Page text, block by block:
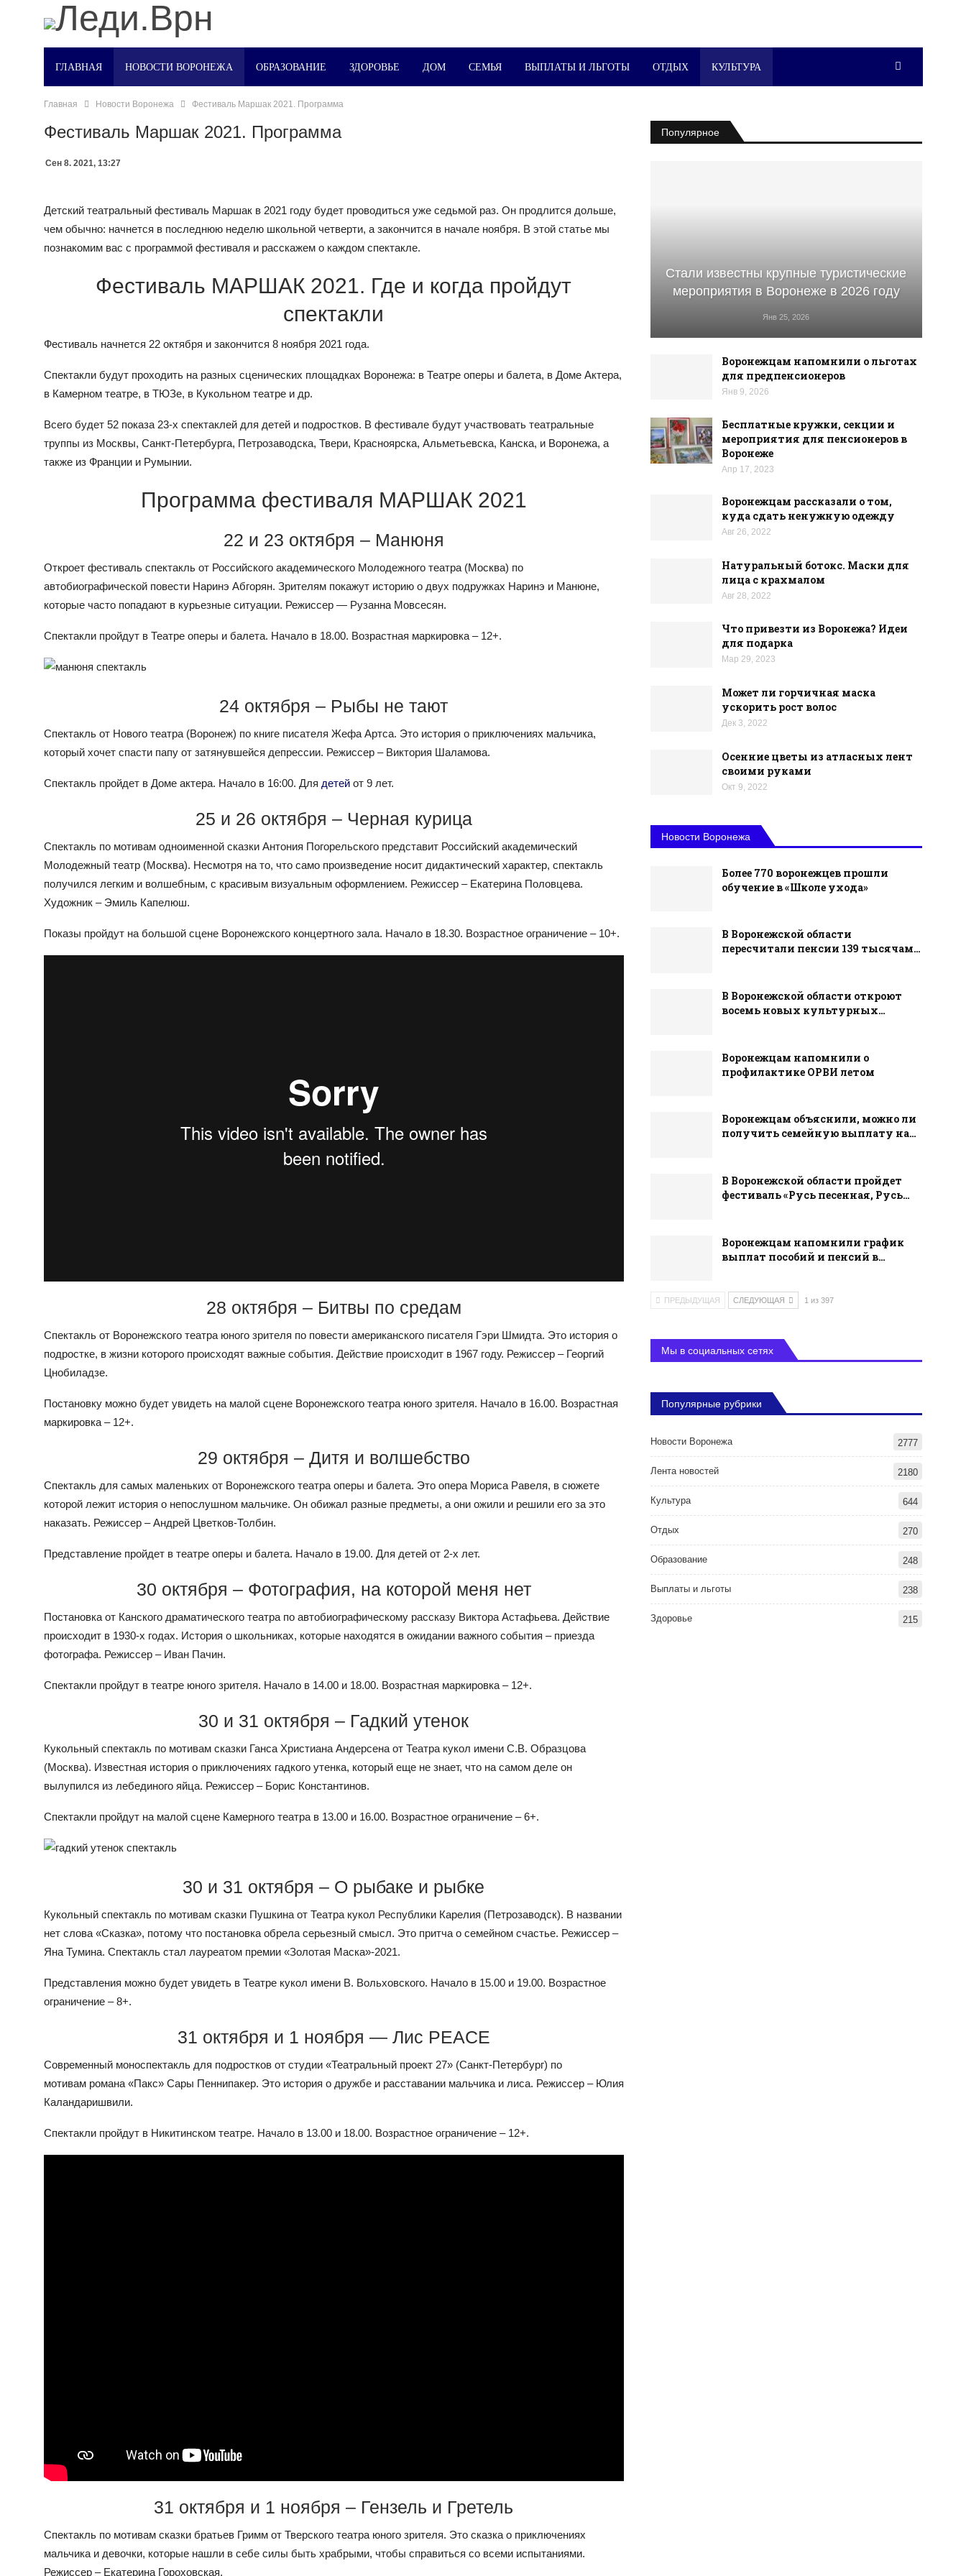
ГЛАВНАЯ НОВОСТИ ВОРОНЕЖА ОБРАЗОВАНИЕ ЗДОРОВЬЕ ДОМ СЕМЬЯ ВЫПЛАТЫ И ЛЬГОТЫ ОТДЫХ КУЛЬТУРА
Главная Новости Воронежа Фестиваль Маршак 2021. Программа
Фестиваль Маршак 2021. Программа
Сен 8. 2021, 13:27
Детский театральный фестиваль Маршак в 2021 году будет проводиться уже седьмой раз. Он продлится дольше,
чем обычно: начнется в последнюю неделю школьной четверти, а закончится в начале ноября. В этой статье мы
познакомим вас с программой фестиваля и расскажем о каждом спектакле.
Фестиваль МАРШАК 2021. Где и когда пройдут
спектакли
Фестиваль начнется 22 октября и закончится 8 ноября 2021 года.
Спектакли будут проходить на разных сценических площадках Воронежа: в Театре оперы и балета, в Доме Актера,
в Камерном театре, в ТЮЗе, в Кукольном театре и др.
Всего будет 52 показа 23-х спектаклей для детей и подростков. В фестивале будут участвовать театральные
труппы из Москвы, Санкт-Петербурга, Петрозаводска, Твери, Красноярска, Альметьевска, Канска, и Воронежа, а
также из Франции и Румынии.
Программа фестиваля МАРШАК 2021
22 и 23 октября – Манюня
Откроет фестиваль спектакль от Российского академического Молодежного театра (Москва) по
автобиографической повести Наринэ Абгорян. Зрителям покажут историю о двух подружках Наринэ и Манюне,
которые часто попадают в курьезные ситуации. Режиссер — Рузанна Мовсесян.
Спектакли пройдут в Театре оперы и балета. Начало в 18.00. Возрастная маркировка – 12+.
24 октября – Рыбы не тают
Спектакль от Нового театра (Воронеж) по книге писателя Жефа Артса. Это история о приключениях мальчика,
который хочет спасти папу от затянувшейся депрессии. Режиссер – Виктория Шаламова.
Спектакль пройдет в Доме актера. Начало в 16:00. Для детейот 9 лет.
25 и 26 октября – Черная курица
Спектакль по мотивам одноименной сказки Антония Погорельского представит Российский академический
Молодежный театр (Москва). Несмотря на то, что само произведение носит дидактический характер, спектакль
получился легким и волшебным, с красивым визуальным оформлением. Режиссер – Екатерина Половцева.
Художник – Эмиль Капелюш.
Показы пройдут на большой сцене Воронежского концертного зала. Начало в 18.30. Возрастное ограничение – 10+.
28 октября – Битвы по средам
Спектакль от Воронежского театра юного зрителя по повести американского писателя Гэри Шмидта. Это история о
подростке, в жизни которого происходят важные события. Действие происходит в 1967 году. Режиссер – Георгий
Цнобиладзе.
Постановку можно будет увидеть на малой сцене Воронежского театра юного зрителя. Начало в 16.00. Возрастная
маркировка – 12+.
29 октября – Дитя и волшебство
Спектакль для самых маленьких от Воронежского театра оперы и балета. Это опера Мориса Равеля, в сюжете
которой лежит история о непослушном мальчике. Он обижал разные предметы, а они ожили и решили его за это
наказать. Режиссер – Андрей Цветков-Толбин.
Представление пройдет в театре оперы и балета. Начало в 19.00. Для детей от 2-х лет.
30 октября – Фотография, на которой меня нет
Постановка от Канского драматического театра по автобиографическому рассказу Виктора Астафьева. Действие
происходит в 1930-х годах. История о школьниках, которые находятся в ожидании важного события – приезда
фотографа. Режиссер – Иван Пачин.
Спектакли пройдут в театре юного зрителя. Начало в 14.00 и 18.00. Возрастная маркировка – 12+.
30 и 31 октября – Гадкий утенок
Кукольный спектакль по мотивам сказки Ганса Христиана Андерсена от Театра кукол имени С.В. Образцова
(Москва). Известная история о приключениях гадкого утенка, который еще не знает, что на самом деле он
вылупился из лебединого яйца. Режиссер – Борис Константинов.
Спектакли пройдут на малой сцене Камерного театра в 13.00 и 16.00. Возрастное ограничение – 6+.
30 и 31 октября – О рыбаке и рыбке
Кукольный спектакль по мотивам сказки Пушкина от Театра кукол Республики Карелия (Петрозаводск). В названии
нет слова «Сказка», потому что постановка обрела серьезный смысл. Это притча о семейном счастье. Режиссер –
Яна Тумина. Спектакль стал лауреатом премии «Золотая Маска»-2021.
Представления можно будет увидеть в Театре кукол имени В. Вольховского. Начало в 15.00 и 19.00. Возрастное
ограничение – 8+.
31 октября и 1 ноября — Лис PEACE
Современный моноспектакль для подростков от студии «Театральный проект 27» (Санкт-Петербург) по
мотивам романа «Пакс» Сары Пеннипакер. Это история о дружбе и расставании мальчика и лиса. Режиссер – Юлия
Каландаришвили.
Спектакли пройдут в Никитинском театре. Начало в 13.00 и 18.00. Возрастное ограничение – 12+.
31 октября и 1 ноября – Гензель и Гретель
Спектакль по мотивам сказки братьев Гримм от Тверского театра юного зрителя. Это сказка о приключениях
мальчика и девочки, которые нашли в себе силы быть храбрыми, чтобы справиться со всеми испытаниями.
Режиссер – Екатерина Гороховская.
Популярное
Стали известны крупные туристические
мероприятия в Воронеже в 2026 году
Янв 25, 2026
Воронежцам напомнили о льготах
для предпенсионеров
Янв 9, 2026
Бесплатные кружки, секции и
мероприятия для пенсионеров в
Воронеже
Апр 17, 2023
Воронежцам рассказали о том,
куда сдать ненужную одежду
Авг 26, 2022
Натуральный ботокс. Маски для
лица с крахмалом
Авг 28, 2022
Что привезти из Воронежа? Идеи
для подарка
Мар 29, 2023
Может ли горчичная маска
ускорить рост волос
Дек 3, 2022
Осенние цветы из атласных лент
своими руками
Окт 9, 2022
Новости Воронежа
Более 770 воронежцев прошли
обучение в «Школе ухода»
В Воронежской области
пересчитали пенсии 139 тысячам…
В Воронежской области откроют
восемь новых культурных…
Воронежцам напомнили о
профилактике ОРВИ летом
Воронежцам объяснили, можно ли
получить семейную выплату на…
В Воронежской области пройдет
фестиваль «Русь песенная, Русь…
Воронежцам напомнили график
выплат пособий и пенсий в…
ПРЕДЫДУЩАЯ СЛЕДУЮЩАЯ 1 из 397
Мы в социальных сетях
Популярные рубрики
Новости Воронежа 2777
Лента новостей 2180
Культура 644
Отдых 270
Образование 248
Выплаты и льготы 238
Здоровье 215